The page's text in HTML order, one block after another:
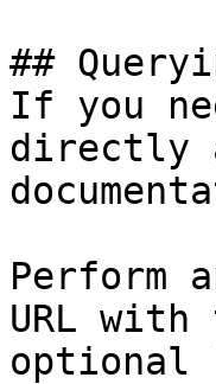
##
If you
directly
Perform
URL
optional